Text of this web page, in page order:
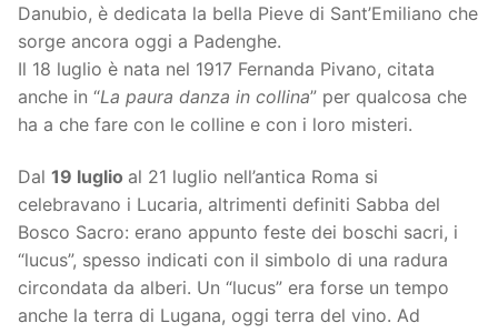
Danubio, è dedicata la bella Pieve di Sant’Emiliano che
sorge ancora oggi a Padenghe.
Il 18 luglio è nata nel 1917 Fernanda Pivano, citata
anche in “La paura danza in collina” per qualcosa che
ha a che fare con le colline e con i loro misteri.
Dal 19 luglio al 21 luglio nell’antica Roma si
celebravano i Lucaria, altrimenti definiti Sabba del
Bosco Sacro: erano appunto feste dei boschi sacri, i
“lucus”, spesso indicati con il simbolo di una radura
circondata da alberi. Un “lucus” era forse un tempo
anche la terra di Lugana, oggi terra del vino. Ad